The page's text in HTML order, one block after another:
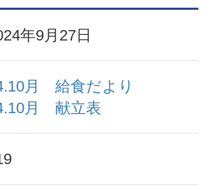
年9月27日
月 給食だより
月 献立表